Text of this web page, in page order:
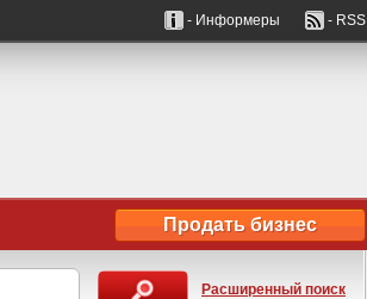
- Информеры - RSS
Продать бизнес
Расширенный поиск